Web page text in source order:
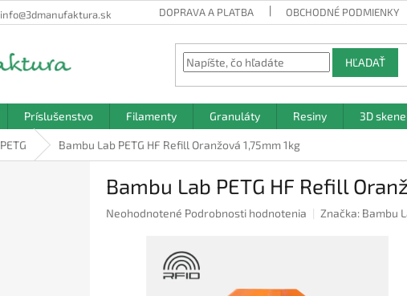
info@3dmanufaktura.sk DOPRAVA A PLATBA OBCHODNÉ PODMIENKY
HĽADAŤ
Príslušenstvo Filamenty Granuláty Resiny 3D
PETG Bambu Lab PETG HF Refill Oranžová 1,75mm 1kg
Bambu Lab PETG HF Refill
Priemerné
Neohodnotené Podrobnosti hodnotenia Značka: Bambu